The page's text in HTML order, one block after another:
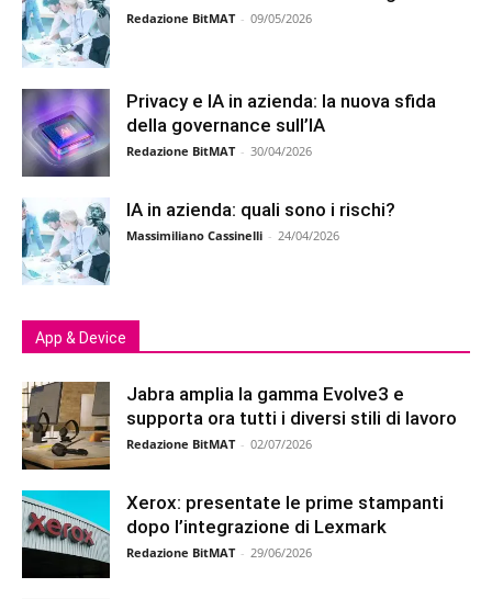
Redazione BitMAT - 09/05/2026
Privacy e IA in azienda: la nuova sfida
della governance sull’IA
Redazione BitMAT - 30/04/2026
IA in azienda: quali sono i rischi?
Massimiliano Cassinelli - 24/04/2026
App & Device
Jabra amplia la gamma Evolve3 e
supporta ora tutti i diversi stili di lavoro
Redazione BitMAT - 02/07/2026
Xerox: presentate le prime stampanti
dopo l’integrazione di Lexmark
Redazione BitMAT - 29/06/2026